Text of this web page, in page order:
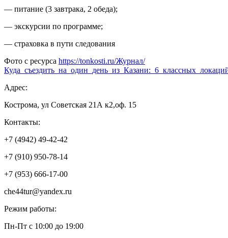
— питание (3 завтрака, 2 обеда);
— экскурсии по программе;
— страховка в пути следования
Фото с ресурса https://tonkosti.ru/Журнал/
Адрес:
Кострома, ул Советская 21А к2,оф. 15
Контакты:
+7 (4942) 49-42-42
+7 (910) 950-78-14
+7 (953) 666-17-00
che44tur@yandex.ru
Режим работы:
Пн-Пт с 10:00 до 19:00